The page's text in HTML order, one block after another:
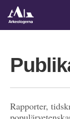
Rapporter,